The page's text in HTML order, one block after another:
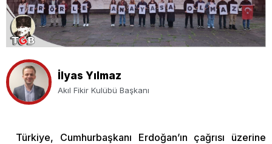
İlyas Yılmaz
Akıl Fikir Kulübü Başkanı
Türkiye, Cumhurbaşkanı Erdoğan’ın çağrısı üzerine